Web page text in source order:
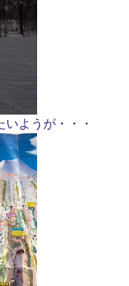
ようが・・・